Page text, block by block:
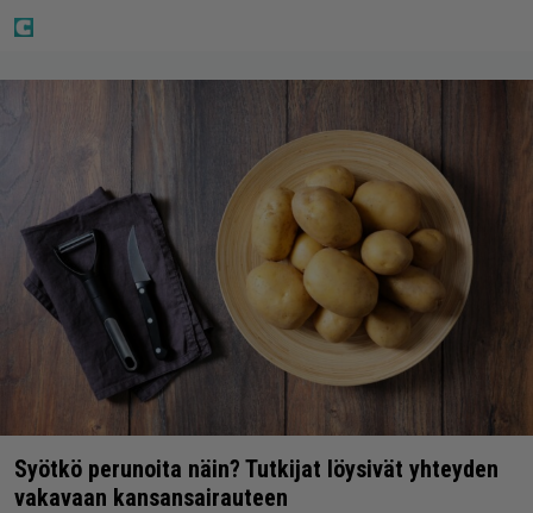
Syötkö perunoita näin? Tutkijat löysivät yhteyden
vakavaan kansansairauteen